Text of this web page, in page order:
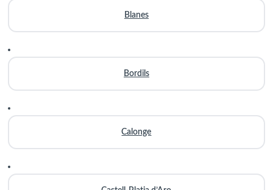
Blanes
Bordils
Calonge